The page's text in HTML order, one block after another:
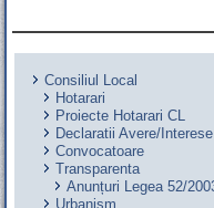
Consiliul Local
Hotarari
Proiecte Hotarari CL
Declaratii Avere/Interese
Convocatoare
Transparenta
Anunțuri Legea 52/
Urbanism